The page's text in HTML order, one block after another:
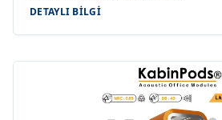
DETAYLI BILGI